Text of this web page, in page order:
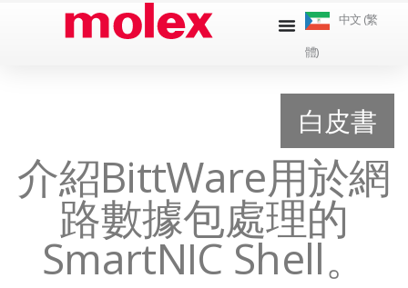
中文 (繁
體)
白皮書
介紹BittWare用於網
路數據包處理的
SmartNIC Shell。